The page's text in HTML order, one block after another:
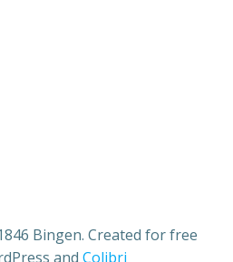
Bingen. Created for free
and Colibri